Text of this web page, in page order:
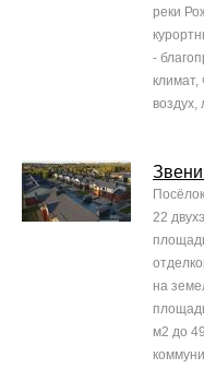
реки
-
воздух,
22
на
м2 до